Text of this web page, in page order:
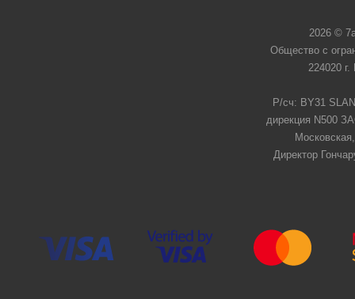
2026 ©
Общество с
224020
Р/сч: BY31
дирекция N500
Директор